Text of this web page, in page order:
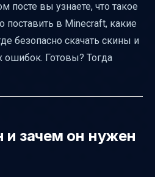
организовать скины
не отображается
и
скина на серверах
посте вы узнаете, что такое
поставить в Minecraft, какие
безопасно скачать скины и
ошибок. Готовы? Тогда
и зачем он нужен